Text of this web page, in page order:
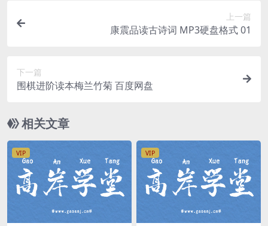
上一篇
康震品读古诗词 MP3硬盘格式 01
下一篇
围棋进阶读本梅兰竹菊 百度网盘
相关文章
VIP VIP